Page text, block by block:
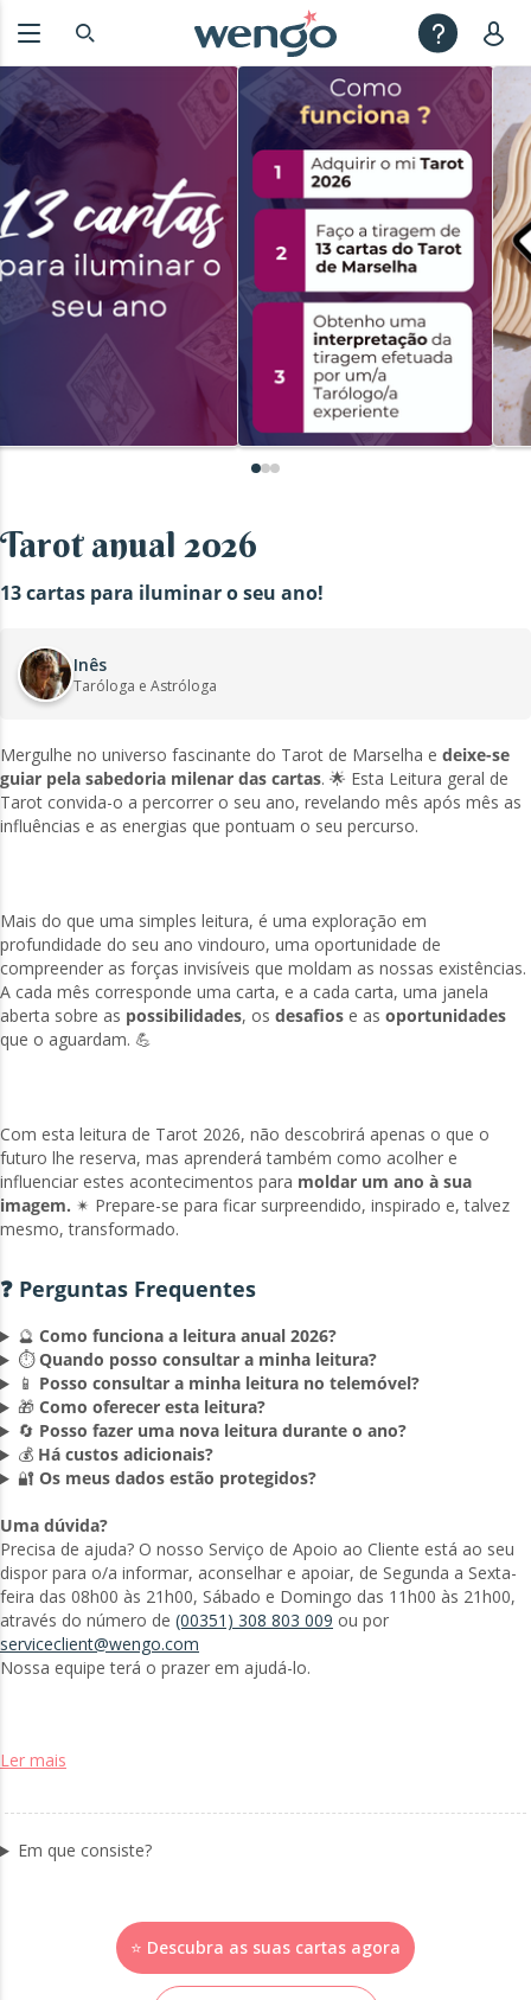
Tarot anual 2026
13 cartas para iluminar o seu ano!
Inês
Taróloga e Astróloga
Mergulhe no universo fascinante do Tarot de Marselha e deixe-se
guiar pela sabedoria milenar das cartas. 🌟 Esta Leitura geral de
Tarot convida-o a percorrer o seu ano, revelando mês após mês as
influências e as energias que pontuam o seu percurso.
Mais do que uma simples leitura, é uma exploração em
profundidade do seu ano vindouro, uma oportunidade de
compreender as forças invisíveis que moldam as nossas existências.
A cada mês corresponde uma carta, e a cada carta, uma janela
aberta sobre as possibilidades, os desafios e as oportunidades
que o aguardam. 💪
Com esta leitura de Tarot 2026, não descobrirá apenas o que o
futuro lhe reserva, mas aprenderá também como acolher e
influenciar estes acontecimentos para moldar um ano à sua
imagem. ✴ Prepare-se para ficar surpreendido, inspirado e, talvez
mesmo, transformado.
❓ Perguntas Frequentes
🔮 Como funciona a leitura anual 2026?
⏱️Quando posso consultar a minha leitura?
📱 Posso consultar a minha leitura no telemóvel?
🎁 Como oferecer esta leitura?
🔄 Posso fazer uma nova leitura durante o ano?
💰 Há custos adicionais?
🔐 Os meus dados estão protegidos?
Uma dúvida?
Precisa de ajuda? O nosso Serviço de Apoio ao Cliente está ao seu
dispor para o/a informar, aconselhar e apoiar, de Segunda a Sexta-
feira das 08h00 às 21h00, Sábado e Domingo das 11h00 às 21h00,
através do número de (00351) 308 803 009 ou por
serviceclient@wengo.com
Nossa equipe terá o prazer em ajudá-lo.
Ler mais
Em que consiste?
⭐ Descubra as suas cartas agora